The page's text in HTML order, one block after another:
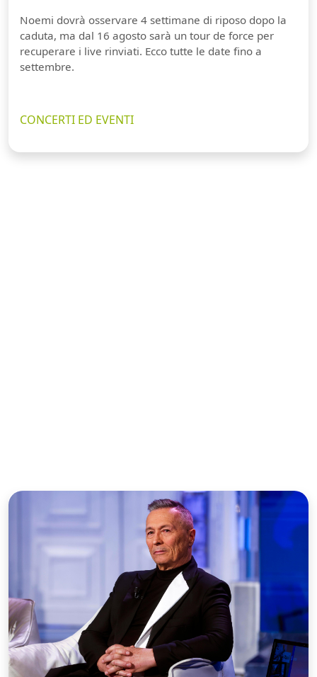
Noemi dovrà osservare 4 settimane di riposo dopo la
caduta, ma dal 16 agosto sarà un tour de force per
recuperare i live rinviati. Ecco tutte le date fino a
settembre.
CONCERTI ED EVENTI